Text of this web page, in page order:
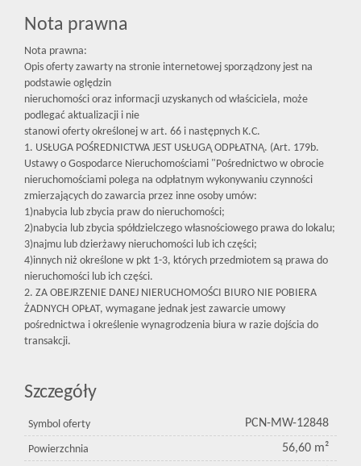
Nota prawna
Nota prawna:
Opis oferty zawarty na stronie internetowej sporządzony jest na
podstawie oględzin
nieruchomości oraz informacji uzyskanych od właściciela, może
podlegać aktualizacji i nie
stanowi oferty określonej w art. 66 i następnych K.C.
1. USŁUGA POŚREDNICTWA JEST USŁUGĄ ODPŁATNĄ. (Art. 179b.
Ustawy o Gospodarce Nieruchomościami "Pośrednictwo w obrocie
nieruchomościami polega na odpłatnym wykonywaniu czynności
zmierzających do zawarcia przez inne osoby umów:
1)nabycia lub zbycia praw do nieruchomości;
2)nabycia lub zbycia spółdzielczego własnościowego prawa do lokalu;
3)najmu lub dzierżawy nieruchomości lub ich części;
4)innych niż określone w pkt 1-3, których przedmiotem są prawa do
nieruchomości lub ich części.
2. ZA OBEJRZENIE DANEJ NIERUCHOMOŚCI BIURO NIE POBIERA
ŻADNYCH OPŁAT, wymagane jednak jest zawarcie umowy
pośrednictwa i określenie wynagrodzenia biura w razie dojścia do
transakcji.
Szczegóły
Symbol oferty PCN-MW-12848
Powierzchnia 56,60 m²